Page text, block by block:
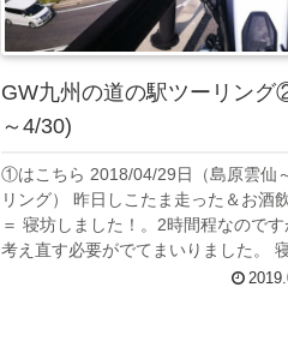
GW九州の道の駅ツーリン
～4/30)
①はこちら 2018/04/29日（島原雲仙
リング） 昨日しこたま走った＆お酒
＝ 寝坊しました！。2時間程なので
考え直す必要がでてまいりました。